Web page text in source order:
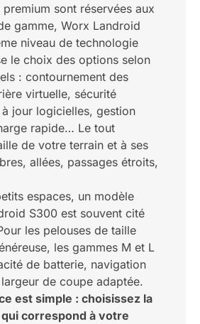
sont réservées aux
gamme, Worx Landroid
niveau de technologie
le choix des options selon
: contournement des
virtuelle, sécurité
à jour logicielles, gestion
rapide… Le tout
de votre terrain et à ses
allées, passages étroits,
espaces, un modèle
S300 est souvent cité
les pelouses de taille
les gammes M et L
de batterie, navigation
de coupe adaptée.
est simple : choisissez la
correspond à votre